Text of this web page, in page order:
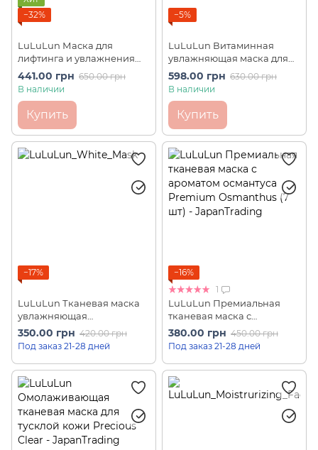
−32%
LuLuLun Маска для
лифтинга и увлажнения
зрелой кожи Over 45
Camelia Pink (7 шт)
441.00 грн 650.00 грн
В наличии
Купить
−5%
LuLuLun Витаминная
увлажняющая маска для
лица Hydra-V-Mask (7 шт)
598.00 грн 630.00 грн
В наличии
Купить
−17%
LuLuLun Тканевая маска
увлажняющая
антиоксидантная White
Mask (7 шт)
350.00 грн 420.00 грн
Под заказ 21-28 дней
−16%
1
LuLuLun Премиальная
тканевая маска с
ароматом османтуса
Premium Osmanthus (7 шт)
380.00 грн 450.00 грн
Под заказ 21-28 дней